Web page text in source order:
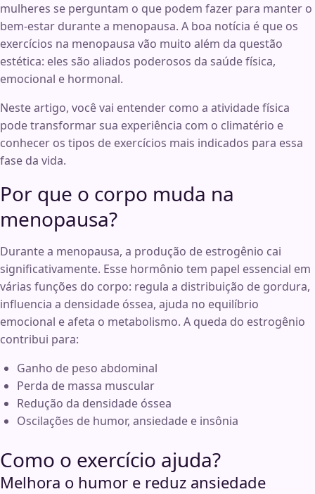
mulheres se perguntam o que podem fazer para manter o
bem-estar durante a menopausa. A boa notícia é que os
exercícios na menopausa vão muito além da questão
estética: eles são aliados poderosos da saúde física,
emocional e hormonal.
Neste artigo, você vai entender como a atividade física
pode transformar sua experiência com o climatério e
conhecer os tipos de exercícios mais indicados para essa
fase da vida.
Por que o corpo muda na
menopausa?
Durante a menopausa, a produção de estrogênio cai
significativamente. Esse hormônio tem papel essencial em
várias funções do corpo: regula a distribuição de gordura,
influencia a densidade óssea, ajuda no equilíbrio
emocional e afeta o metabolismo. A queda do estrogênio
contribui para:
Ganho de peso abdominal
Perda de massa muscular
Redução da densidade óssea
Oscilações de humor, ansiedade e insônia
Como o exercício ajuda?
Melhora o humor e reduz ansiedade